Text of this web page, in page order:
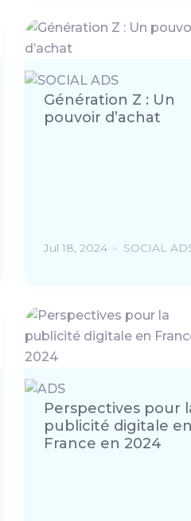
Génération Z : Un
pouvoir d’achat
Jul 18, 2024 SOCIAL
Perspectives pour
publicité digitale
France en 2024